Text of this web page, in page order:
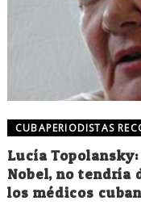
CUBAPERIODISTAS
Lucía
Nobel, no tendría
los médicos